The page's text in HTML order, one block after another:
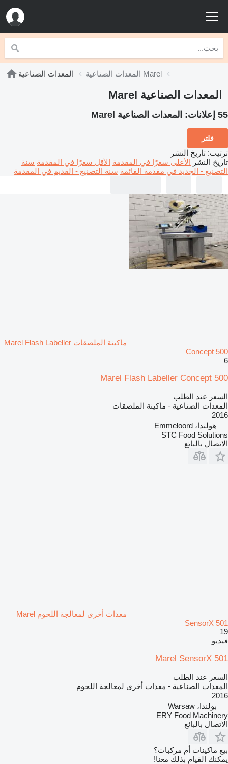
المعدات الصناعية المعدات الصناعية Marel
المعدات الصناعية Marel
55 إعلانات: المعدات الصناعية Marel
فلتر
ترتيب: تاريخ النشر
تاريخ النشر الأعلى سعرًا في المقدمة الأقل سعرًا في المقدمة سنة
التصنيع - الجديد في مقدمة القائمة سنة التصنيع - القديم في المقدمة
ماكينة الملصقات Marel Flash Labeller
Concept 500
6
Marel Flash Labeller Concept 500
السعر عند الطلب
المعدات الصناعية - ماكينة الملصقات
2016
هولندا، Emmeloord
STC Food Solutions
الاتصال بالبائع
معدات أخرى لمعالجة اللحوم Marel
SensorX 501
19
فيديو
Marel SensorX 501
السعر عند الطلب
المعدات الصناعية - معدات أخرى لمعالجة اللحوم
2016
بولندا، Warsaw
ERY Food Machinery
الاتصال بالبائع
بيع ماكينات أم مركبات؟
يمكنك القيام بذلك معنا!